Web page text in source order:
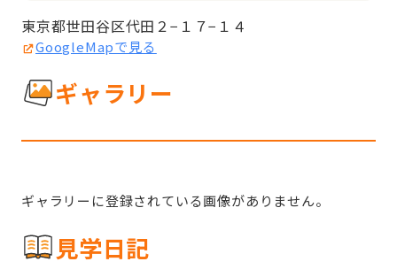
東京都世田谷区代田２−１７−１４
GoogleMapで見る
ギャラリー
ギャラリーに登録されている画像がありません。
見学日記